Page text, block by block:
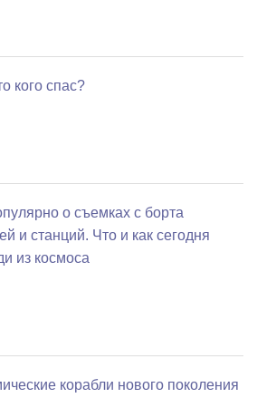
кого спас?
о съемках с борта
и станций. Что и как сегодня
из космоса
корабли нового поколения